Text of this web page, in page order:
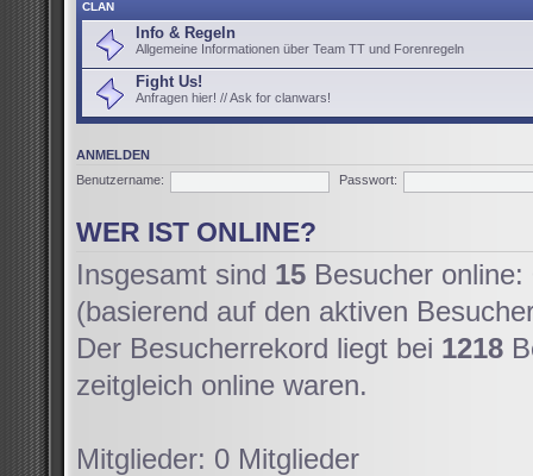
CLAN
Info & Regeln
Allgemeine Informationen über Team TT und Forenregeln
Fight Us!
Anfragen hier! // Ask for clanwars!
ANMELDEN
Benutzername:
Passwort:
WER IST ONLINE?
Insgesamt sind 15 Besucher
(basierend auf den aktiven
Der Besucherrekord liegt bei 1218
zeitgleich online waren.
Mitglieder: 0 Mitglieder